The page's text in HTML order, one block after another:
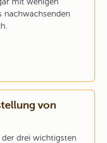
nachwachsenden
von
der drei wichtigsten